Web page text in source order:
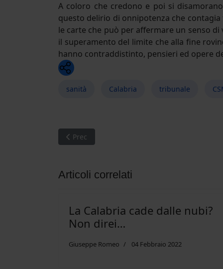
A coloro che credono e poi si
questo delirio di onnipotenza che
le carte che può per affermare un senso
il superamento del limite che alla fine
hanno contraddistinto, pensieri ed opere
sanità Calabria tribunale
Articolo precedente: Non ci facciamo
Prec
Articoli correlati
La Calabria cade dalle nubi?
Non direi…
Giuseppe Romeo 04 Febbraio 2022